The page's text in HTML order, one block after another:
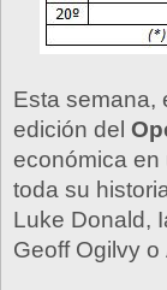
Esta semana,
edición del
económica en
toda su
Luke Donald,
Geoff Ogilvy